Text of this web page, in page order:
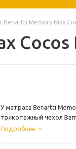
Benartti Memory Max
Cocos
У матраса Benartti
трикотажный чехол
синт., что придает ему
Подробнее